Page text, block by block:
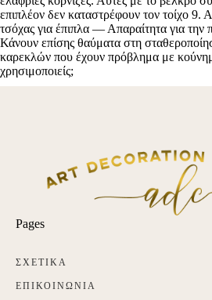
Pages
ΣΧΕΤΙΚΑ
ΕΠΙΚΟΙΝΩΝΙΑ